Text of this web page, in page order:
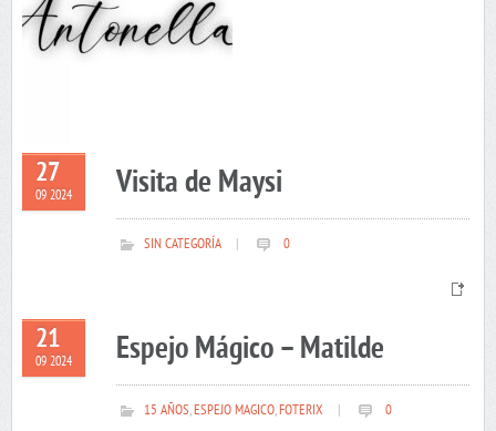
27
09 2024 Visita de Maysi
SIN CATEGORÍA 0
21
09 2024 Espejo Mágico – Matilde
15 AÑOS,ESPEJO MAGICO,FOTERIX 0